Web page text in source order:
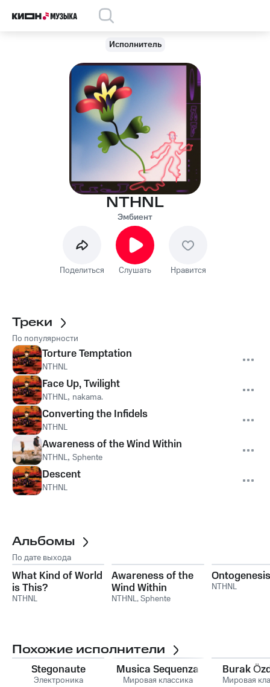
Исполнитель
NTHNL
Эмбиент
Поделиться Слушать Нравится
Треки
По популярности
Torture Temptation
NTHNL
Face Up, Twilight
NTHNL, nakama.
Converting the Infidels
NTHNL
Awareness of the Wind Within
NTHNL, Sphente
Descent
NTHNL
Альбомы
По дате выхода
What Kind of World
is This?
NTHNL
Awareness of the
Wind Within
NTHNL,Sphente
Ontogenesis
NTHNL
Похожие исполнители
Stegonaute
Электроника
Musica Sequenza
Мировая классика
Burak
Мировая